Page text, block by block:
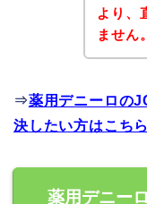
より、
ません。
⇒薬用デニーロの
決したい方はこちら
薬用デニー